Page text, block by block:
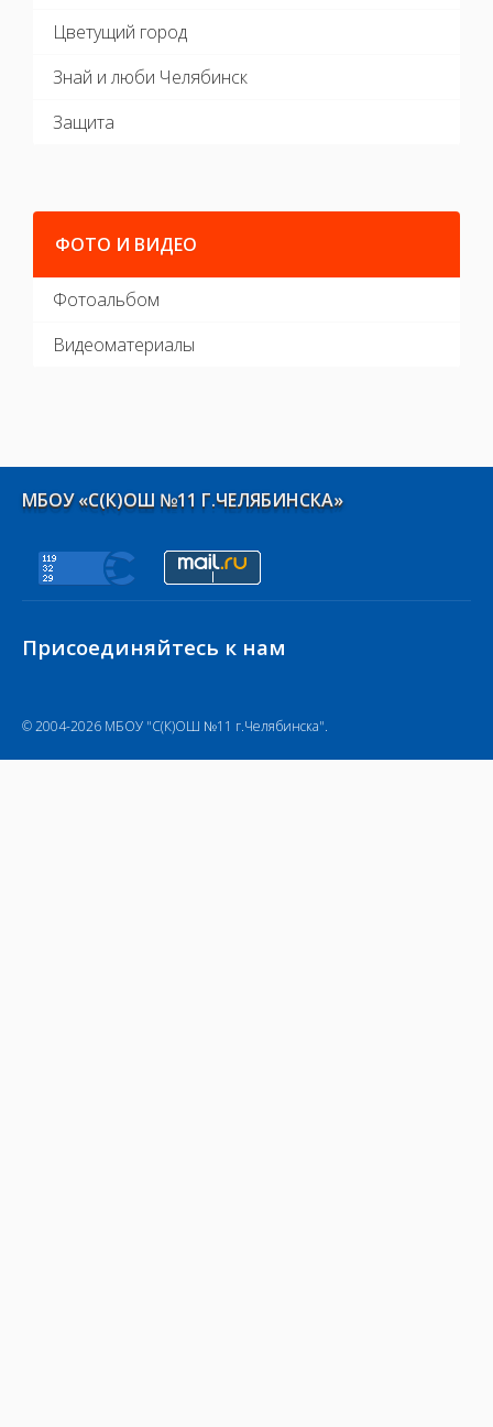
Цветущий город
Знай и люби Челябинск
Защита
ФОТО И ВИДЕО
Фотоальбом
Видеоматериалы
МБОУ «С(К)ОШ №11 Г.ЧЕЛЯБИНСКА»
Присоединяйтесь к нам
© 2004-2026 МБОУ "С(К)ОШ №11 г.Челябинска".